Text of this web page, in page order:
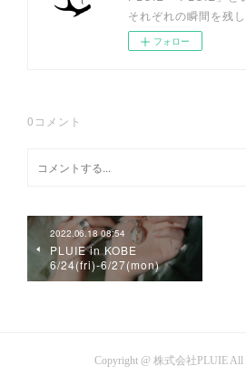
それぞれの瞬間を残し
フォロー
0 コメント
2022.06.18 08:54
PLUIE in KOBE
6/24(fri)-6/27(mon)
Copyright @ 株式会社PLUIE All